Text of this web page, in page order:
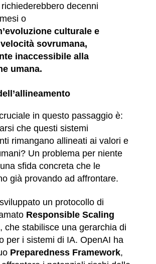
decenni
o
culturale e
sovrumana,
inaccessibile alla
umana.
in questo passaggio è:
che questi sistemi
rimangano allineati ai valori e
Un problema per niente
sfida concreta che le
già provando ad affrontare.
un protocollo di
Responsible Scaling
che stabilisce una gerarchia di
per i sistemi di IA. OpenAI ha
Preparedness Framework,